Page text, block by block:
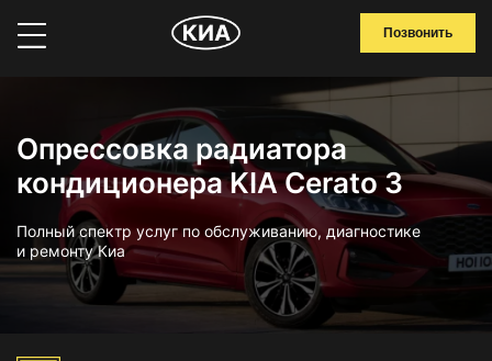
Позвонить
Опрессовка радиатора
кондиционера KIA Cerato 3
Полный спектр услуг по обслуживанию, диагностике
и ремонту Киа